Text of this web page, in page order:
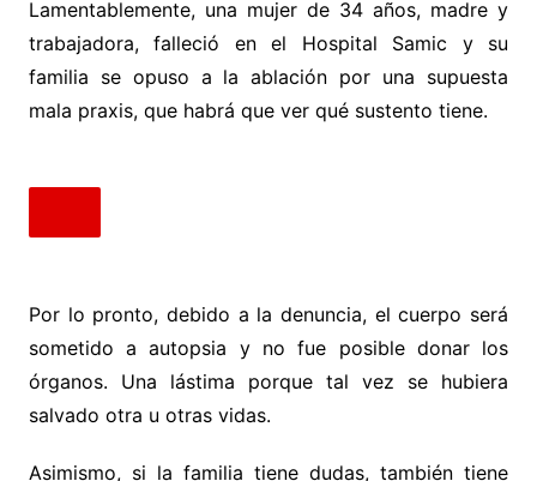
Lamentablemente, una mujer de 34 años, madre y
trabajadora, falleció en el Hospital Samic y su
familia se opuso a la ablación por una supuesta
mala praxis, que habrá que ver qué sustento tiene.
Por lo pronto, debido a la denuncia, el cuerpo será
sometido a autopsia y no fue posible donar los
órganos. Una lástima porque tal vez se hubiera
salvado otra u otras vidas.
Asimismo, si la familia tiene dudas, también tiene